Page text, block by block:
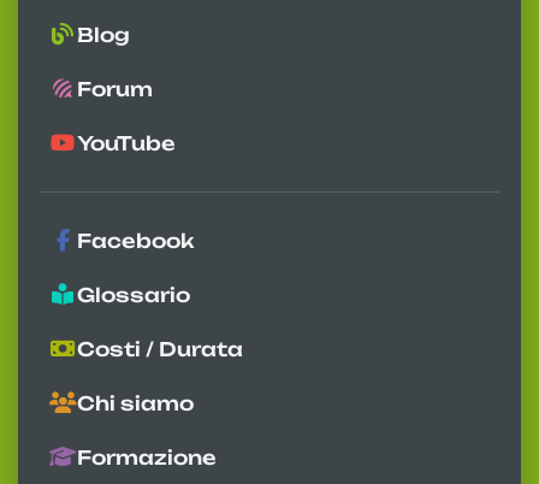
Blog
Forum
YouTube
Facebook
Glossario
Costi / Durata
Chi siamo
Formazione